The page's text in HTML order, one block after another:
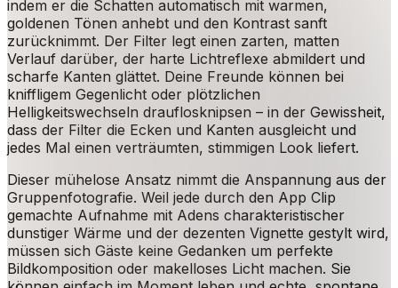
indem er die Schatten automatisch mit warmen,
goldenen Tönen anhebt und den Kontrast sanft
zurücknimmt. Der Filter legt einen zarten, matten
Verlauf darüber, der harte Lichtreflexe abmildert und
scharfe Kanten glättet. Deine Freunde können bei
kniffligem Gegenlicht oder plötzlichen
Helligkeitswechseln drauflosknipsen – in der Gewissheit,
dass der Filter die Ecken und Kanten ausgleicht und
jedes Mal einen verträumten, stimmigen Look liefert.
Dieser mühelose Ansatz nimmt die Anspannung aus der
Gruppenfotografie. Weil jede durch den App Clip
gemachte Aufnahme mit Adens charakteristischer
dunstiger Wärme und der dezenten Vignette gestylt wird,
müssen sich Gäste keine Gedanken um perfekte
Bildkomposition oder makelloses Licht machen. Sie